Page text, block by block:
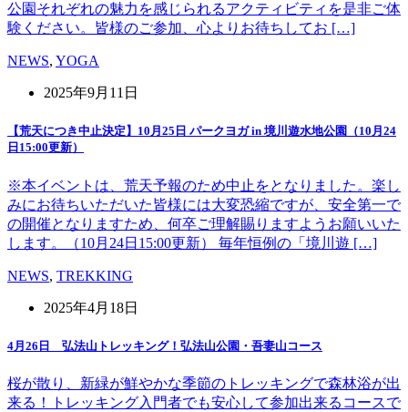
公園それぞれの魅力を感じられるアクティビティを是非ご体
験ください。皆様のご参加、心よりお待ちしてお […]
NEWS, YOGA
2025年9月11日
【荒天につき中止決定】10月25日 パークヨガ in 境川遊水地公園（10月24
日15:00更新）
※本イベントは、荒天予報のため中止をとなりました。楽し
みにお待ちいただいた皆様には大変恐縮ですが、安全第一で
の開催となりますため、何卒ご理解賜りますようお願いいた
します。（10月24日15:00更新） 毎年恒例の「境川遊 […]
NEWS, TREKKING
2025年4月18日
4月26日 弘法山トレッキング！弘法山公園・吾妻山コース
桜が散り、新緑が鮮やかな季節のトレッキングで森林浴が出
来る！トレッキング入門者でも安心して参加出来るコースで